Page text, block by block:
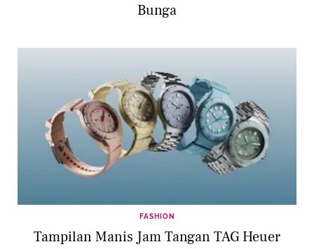
Bunga
FASHION
Tampilan Manis Jam Tangan TAG Heuer